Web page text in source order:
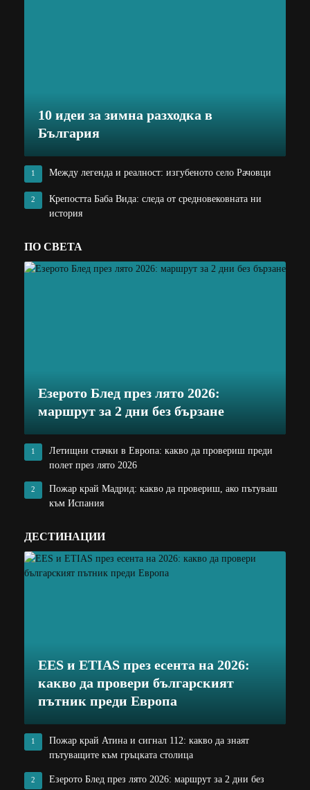
10 идеи за зимна разходка в
България
1 Между легенда и реалност: изгубеното село Рачовци
2
Крепостта Баба Вида: следа от средновековната ни
история
ПО СВЕТА
Езерото Блед през лято 2026:
маршрут за 2 дни без бързане
1
Летищни стачки в Европа: какво да провериш преди
полет през лято 2026
2
Пожар край Мадрид: какво да провериш, ако пътуваш
към Испания
ДЕСТИНАЦИИ
EES и ETIAS през есента на 2026:
какво да провери българският
пътник преди Европа
1
Пожар край Атина и сигнал 112: какво да знаят
пътуващите към гръцката столица
2
Езерото Блед през лято 2026: маршрут за 2 дни без